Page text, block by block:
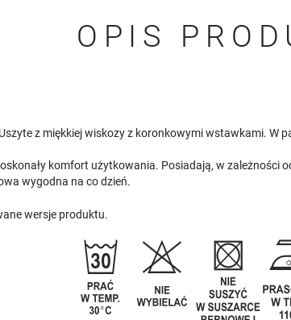
OPIS
z miękkiej wiskozy z koronkowymi wstawkami. W
komfort użytkowania. Posiadają, w zależności
wygodna na co dzień.
wersje produktu.
USTAWIENIA
Szanujemy Twoją prywatność. Możesz zmienić ustawienia
wszystkie. W dowolnym momencie możesz dokonać zmiany
USTAWIENIA REGIONALNE